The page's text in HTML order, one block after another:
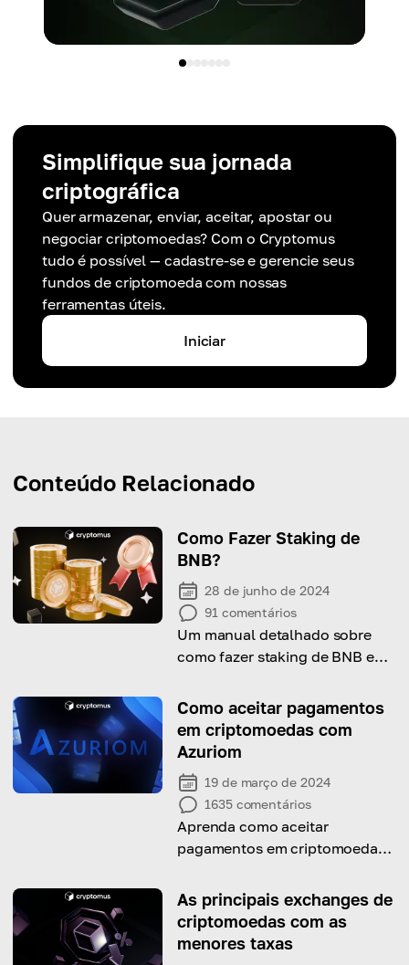
Simplifique sua jornada
criptográfica
Quer armazenar, enviar, aceitar, apostar ou
negociar criptomoedas? Com o Cryptomus
tudo é possível — cadastre-se e gerencie seus
fundos de criptomoeda com nossas
ferramentas úteis.
Iniciar
Conteúdo Relacionado
Como Fazer Staking de
BNB?
28 de junho de 2024
91 comentários
Um manual detalhado sobre
como fazer staking de BNB e
Como aceitar pagamentos
em criptomoedas com
Azuriom
19 de março de 2024
1635 comentários
Aprenda como aceitar
pagamentos em criptomoedas
completo ✓ Descubra os
benefícios de aceitar
criptomoedas com a Azuriom,
As principais exchanges de
criptomoedas com as
menores taxas